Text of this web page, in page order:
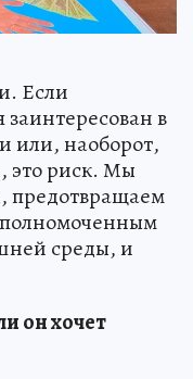
Если
в
или, наоборот,
это риск. Мы
предотвращаем
среды, и
он хочет